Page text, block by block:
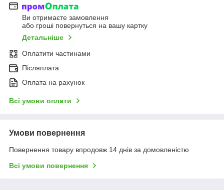
Ви отримаєте замовлення
або гроші повернуться на вашу картку
Детальніше
Оплатити частинами
Післяплата
Оплата на рахунок
Всі умови оплати
Умови повернення
Повернення товару впродовж 14 днів за домовленістю
Всі умови повернення